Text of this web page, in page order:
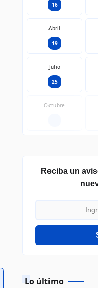
16
Abril
19
Julio
25
Octubre
Reciba un
Lo último